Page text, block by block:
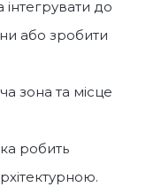
до
або зробити
зона та місце
робить